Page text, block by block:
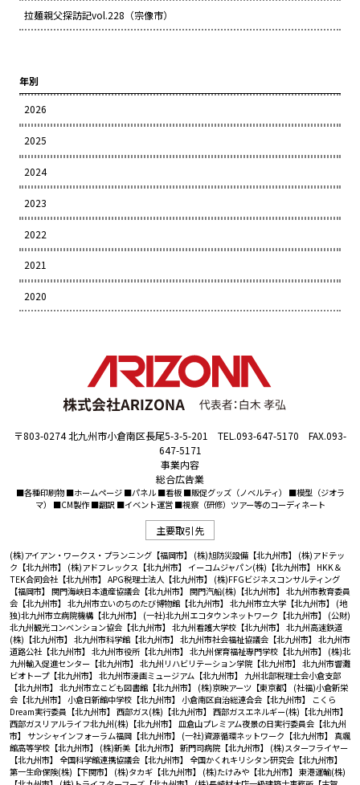
拉麺親父探訪記vol.228（宗像市）
年別
2026
2025
2024
2023
2022
2021
2020
〒803-0274 北九州市小倉南区長尾5-3-5-201 TEL.093-647-5170 FAX.093-
647-5171
事業内容
総合広告業
■各種印刷物 ■ホームページ ■パネル ■看板 ■販促グッズ（ノベルティ） ■模型（ジオラ
マ） ■CM製作 ■翻訳 ■イベント運営 ■視察（研修）ツアー等のコーディネート
主要取引先
(株)アイアン・ワークス・プランニング【福岡市】 (株)旭防災設備【北九州市】 (株)アドテッ
ク【北九州市】 (株)アドフレックス【北九州市】 イーコムジャパン(株)【北九州市】 HKK＆
TEK合同会社【北九州市】 APG税理士法人【北九州市】 (株)FFGビジネスコンサルティング
【福岡市】 関門海峡日本遺産協議会【北九州市】 関門汽船(株)【北九州市】 北九州市教育委員
会【北九州市】 北九州市立いのちのたび博物館【北九州市】 北九州市立大学【北九州市】 (地
独)北九州市立病院機構【北九州市】 (一社)北九州エコタウンネットワーク【北九州市】 (公財)
北九州観光コンベンション協会【北九州市】 北九州看護大学校【北九州市】 北九州高速鉄道
(株)【北九州市】 北九州市科学館【北九州市】 北九州市社会福祉協議会【北九州市】 北九州市
道路公社【北九州市】 北九州市役所【北九州市】 北九州保育福祉専門学校【北九州市】 (株)北
九州輸入促進センター【北九州市】 北九州リハビリテーション学院【北九州市】 北九州市響灘
ビオトープ【北九州市】 北九州市漫画ミュージアム【北九州市】 九州北部税理士会小倉支部
【北九州市】 北九州市立こども図書館【北九州市】 (株)京映アーツ【東京都】 (社福)小倉新栄
会【北九州市】 小倉日新館中学校【北九州市】 小倉南区自治総連合会【北九州市】
こくら
Dream実行委員【北九州市】 西部ガス(株)【北九州市】 西部ガスエネルギー(株)【北九州市】
西部ガスリアルライフ北九州(株)【北九州市】 皿倉山プレミアム夜景の日実行委員会【北九州
市】 サンシャインフォーラム福岡【北九州市】 (一社)資源循環ネットワーク【北九州市】 真颯
館高等学校【北九州市】 (株)新美【北九州市】 新門司病院【北九州市】 (株)スターフライヤー
【北九州市】 全国科学館連携協議会【北九州市】 全国かくれキリシタン研究会【北九州市】
第一生命保険(株)【下関市】 (株)タカギ【北九州市】 (株)たけみや【北九州市】 東港運輸(株)